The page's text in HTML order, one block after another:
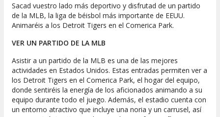
Sacad vuestro lado más deportivo y disfrutad de un partido
de la MLB, la liga de béisbol más importante de EEUU.
Animaréis a los Detroit Tigers en el Comerica Park.
VER UN PARTIDO DE LA MLB
Asistir a un partido de la MLB es una de las mejores
actividades en Estados Unidos. Estas entradas permiten ver a
los Detroit Tigers en el Comerica Park, el hogar del equipo,
donde sentiréis la energía de los aficionados animando a su
equipo durante todo el juego. Además, el estadio cuenta con
un entorno atractivo que incluye una noria y un carrusel, así